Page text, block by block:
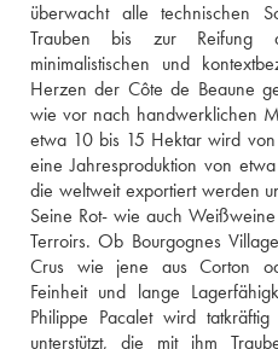
überwacht alle technischen
Trauben bis zur Reifung
minimalistischen und
Herzen der Côte de Beaune
wie vor nach handwerklichen
etwa 10 bis 15 Hektar wird
eine Jahresproduktion von
die weltweit exportiert werden
Seine Rot- wie auch
Terroirs. Ob Bourgognes
Crus wie jene aus Corton
Feinheit und lange
Philippe Pacalet wird
unterstützt, die mit ihm